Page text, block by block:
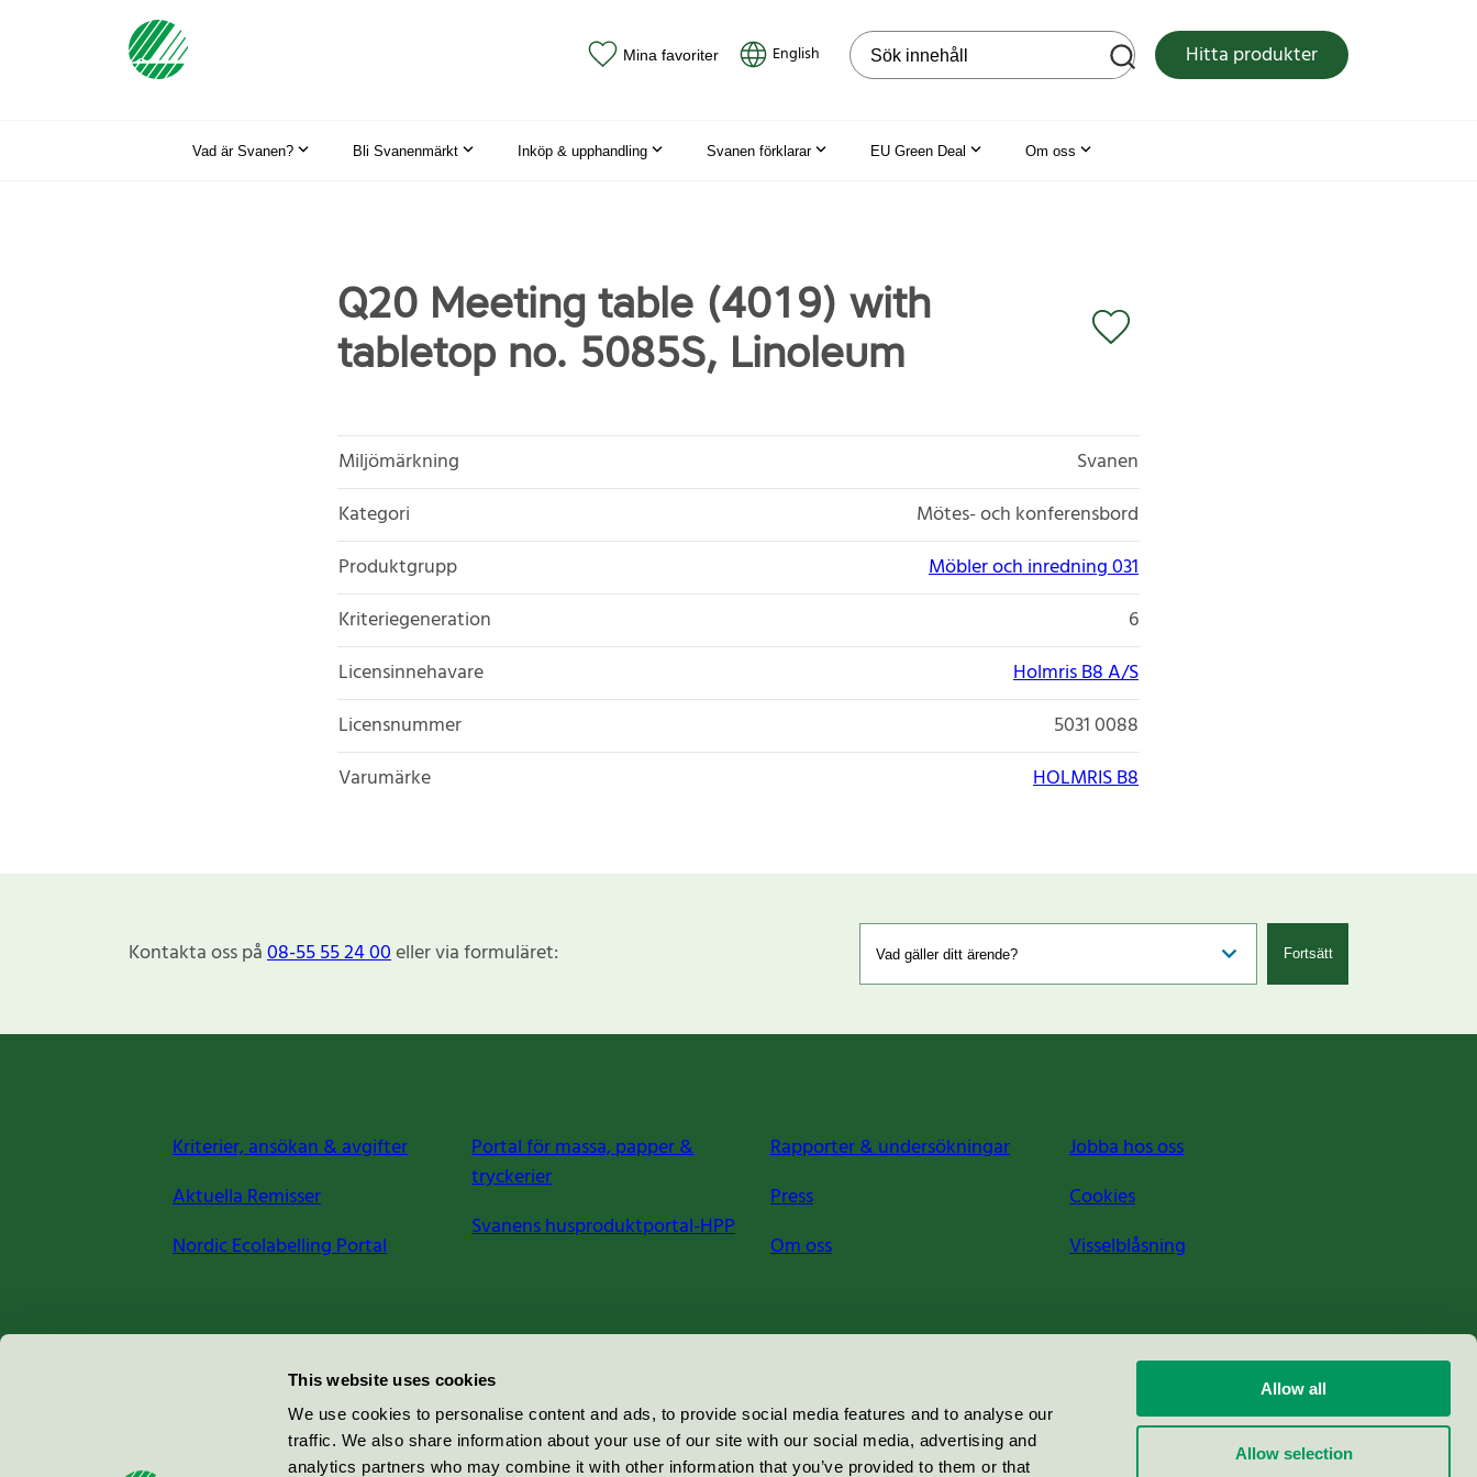
This website uses cookies
We use cookies to personalise content and ads, to provide social media features and to analyse our
traffic. We also share information about your use of our site with our social media, advertising and
analytics partners who may combine it with other information that you’ve provided to them or that
Allow all
Allow selection
Mina favoriter English Sök på webbplatsen Hitta produkter
Vad är Svanen? Bli Svanenmärkt Inköp & upphandling Svanen förklarar EU Green Deal Om oss
Q20 Meeting table (4019) with
tabletop no. 5085S, Linoleum
Miljömärkning
Svanen
Kategori
Mötes- och konferensbord
Produktgrupp
Möbler och inredning 031
Kriteriegeneration
6
Licensinnehavare
Holmris B8 A/S
Licensnummer
5031 0088
Varumärke
HOLMRIS B8
Kontakta oss på08-55 55 24 00eller via formuläret: Fortsätt
Kriterier, ansökan & avgifter
Aktuella Remisser
Nordic Ecolabelling Portal
Portal för massa, papper &
tryckerier
Svanens husproduktportal-HPP
Rapporter & undersökningar
Press
Om oss
Jobba hos oss
Cookies
Visselblåsning
Miljömärkning Sverige AB
100 64